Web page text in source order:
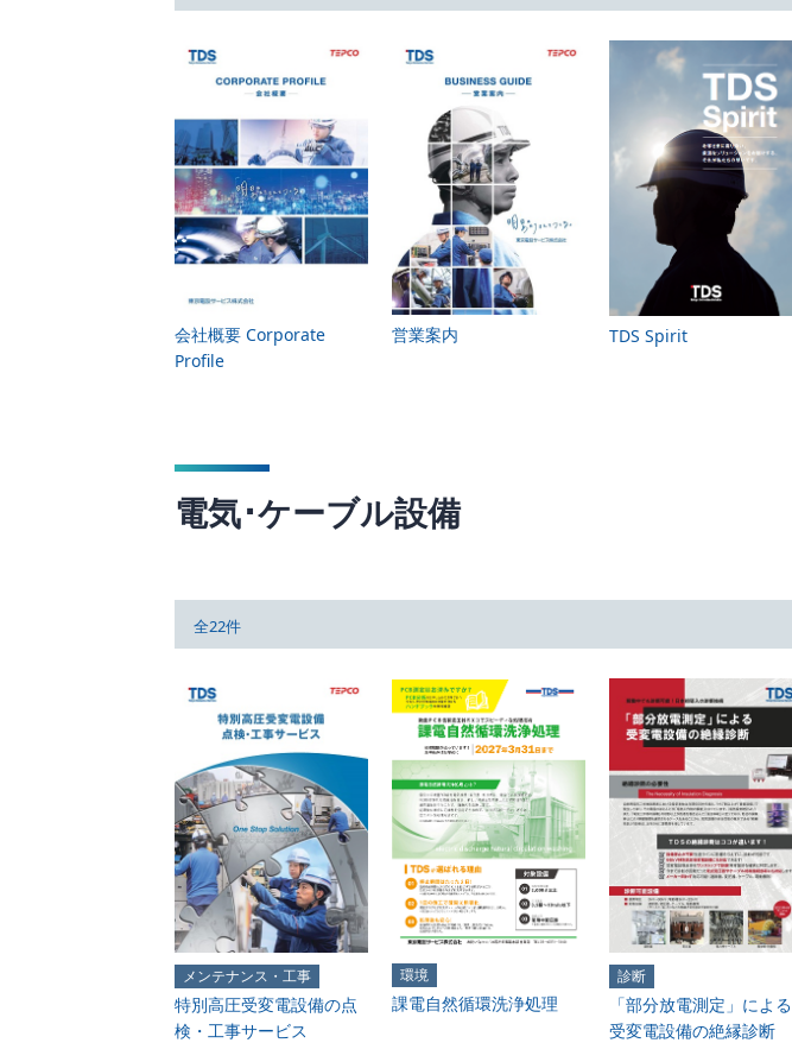
会社概要 Corporate
Profile
営業案内 TDS Spirit
電気･ケーブル設備
全22件
メンテナンス・工事
特別高圧受変電設備の点
検・工事サービス
環境
課電自然循環洗浄処理
診断
「部分放電測定」による
受変電設備の絶縁診断